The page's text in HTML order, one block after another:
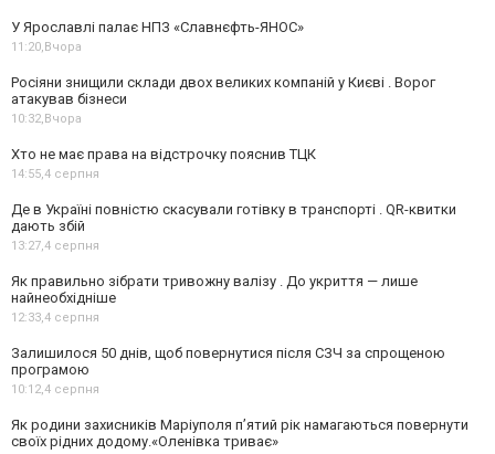
У Ярославлі палає НПЗ «Славнєфть-ЯНОС»
11:20,Вчора
Росіяни знищили склади двох великих компаній у Києві . Ворог
атакував бізнеси
10:32,Вчора
Хто не має права на відстрочку пояснив ТЦК
14:55,4 серпня
Де в Україні повністю скасували готівку в транспорті . QR-квитки
дають збій
13:27,4 серпня
Як правильно зібрати тривожну валізу . До укриття — лише
найнеобхідніше
12:33,4 серпня
Залишилося 50 днів, щоб повернутися після СЗЧ за спрощеною
програмою
10:12,4 серпня
Як родини захисників Маріуполя пʼятий рік намагаються повернути
своїх рідних додому.«Оленівка триває»